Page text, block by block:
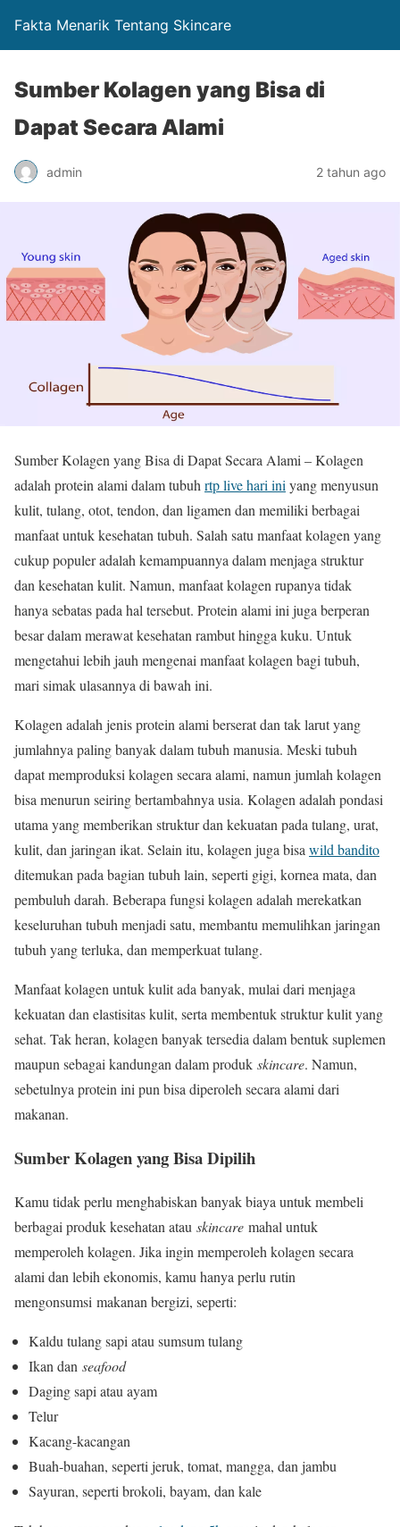
Fakta Menarik Tentang Skincare
Sumber Kolagen yang Bisa di
Dapat Secara Alami
admin 2 tahun ago
Sumber Kolagen yang Bisa di Dapat Secara Alami – Kolagen
adalah protein alami dalam tubuhrtp live hari iniyang menyusun
kulit, tulang, otot, tendon, dan ligamen dan memiliki berbagai
manfaat untuk kesehatan tubuh. Salah satu manfaat kolagen yang
cukup populer adalah kemampuannya dalam menjaga struktur
dan kesehatan kulit. Namun, manfaat kolagen rupanya tidak
hanya sebatas pada hal tersebut. Protein alami ini juga berperan
besar dalam merawat kesehatan rambut hingga kuku. Untuk
mengetahui lebih jauh mengenai manfaat kolagen bagi tubuh,
mari simak ulasannya di bawah ini.
Kolagen adalah jenis protein alami berserat dan tak larut yang
jumlahnya paling banyak dalam tubuh manusia. Meski tubuh
dapat memproduksi kolagen secara alami, namun jumlah kolagen
bisa menurun seiring bertambahnya usia. Kolagen adalah pondasi
utama yang memberikan struktur dan kekuatan pada tulang, urat,
kulit, dan jaringan ikat. Selain itu, kolagen juga bisawild bandito
ditemukan pada bagian tubuh lain, seperti gigi, kornea mata, dan
pembuluh darah. Beberapa fungsi kolagen adalah merekatkan
keseluruhan tubuh menjadi satu, membantu memulihkan jaringan
tubuh yang terluka, dan memperkuat tulang.
Manfaat kolagen untuk kulit ada banyak, mulai dari menjaga
kekuatan dan elastisitas kulit, serta membentuk struktur kulit yang
sehat. Tak heran, kolagen banyak tersedia dalam bentuk suplemen
maupun sebagai kandungan dalam produk skincare. Namun,
sebetulnya protein ini pun bisa diperoleh secara alami dari
makanan.
Sumber Kolagen yang Bisa Dipilih
Kamu tidak perlu menghabiskan banyak biaya untuk membeli
berbagai produk kesehatan atau skincare mahal untuk
memperoleh kolagen. Jika ingin memperoleh kolagen secara
alami dan lebih ekonomis, kamu hanya perlu rutin
mengonsumsi makanan bergizi, seperti:
Kaldu tulang sapi atau sumsum tulang
Ikan dan seafood
Daging sapi atau ayam
Telur
Kacang-kacangan
Buah-buahan, seperti jeruk, tomat, mangga, dan jambu
Sayuran, seperti brokoli, bayam, dan kale